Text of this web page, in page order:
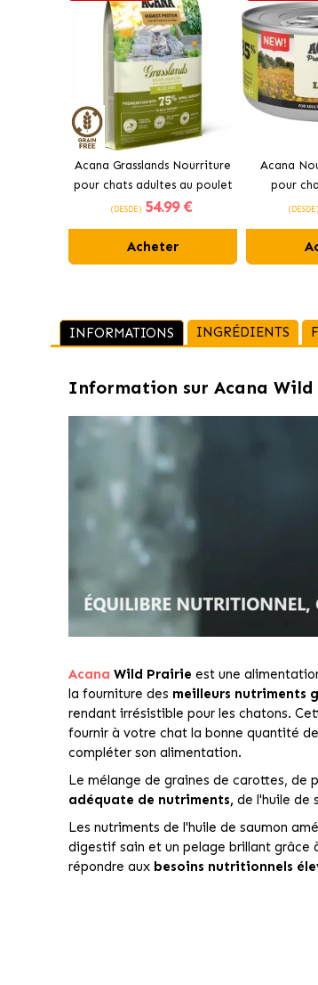
Acana Grasslands Nourriture
pour chats adultes au poulet
et au canard
(DESDE) 54.99 €
Acheter
Acana
pour
(DESDE)
INFORMATIONS INGRÉDIENTS
Information sur Acana
Acana Wild Prairie est une
la fourniture des meilleurs nutriments
rendant irrésistible pour les chatons.
fournir à votre chat la bonne quantité
compléter son alimentation.
Le mélange de graines de carottes, de
adéquate de nutriments, de l'huile de
Les nutriments de l'huile de saumon
digestif sain et un pelage brillant grâce
répondre auxbesoins nutritionnels